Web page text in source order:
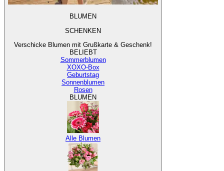
BLUMEN
SCHENKEN
Verschicke Blumen mit Grußkarte & Geschenk!
BELIEBT
Sommerblumen
XOXO-Box
Geburtstag
Sonnenblumen
Rosen
BLUMEN
Alle Blumen